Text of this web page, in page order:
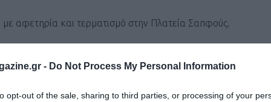
- Do Not Process My Personal Information
opt-out of the sale, sharing to third parties, or processing of your
αφετηρία και τερματισμό στην Πλατεία Σαπφούς.
σημεία ιστορικού και πολιτιστικού ενδιαφέροντος. Θα
οδού Π. Κουντουριώτου, θα περνάει μπροστά από το
από εκεί στον πεζόδρομο στα Τσαμάκια προς το κάτω